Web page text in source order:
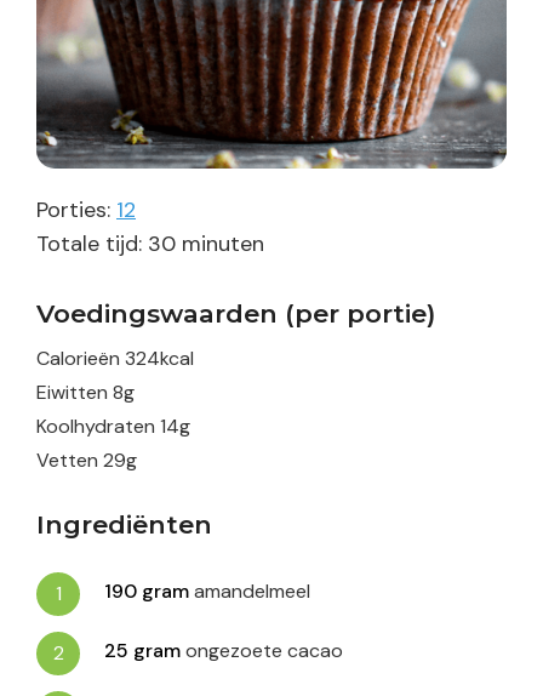
Porties: 12
Totale tijd: 30minuten
minuten
Voedingswaarden (per portie)
Calorieën 324kcal
Eiwitten 8g
Koolhydraten 14g
Vetten 29g
Ingrediënten
190 gramamandelmeel
25 gramongezoete cacao